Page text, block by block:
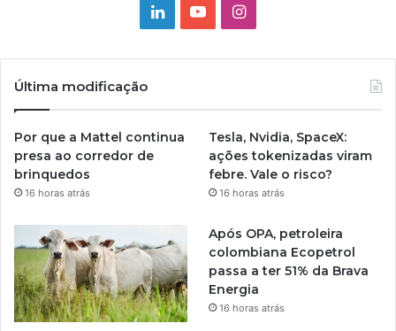
LinkedinYouTubeInstagram
Última modificação
Por que a Mattel continua
presa ao corredor de
brinquedos
16 horas atrás
Tesla, Nvidia, SpaceX:
ações tokenizadas viram
febre. Vale o risco?
16 horas atrás
Após OPA, petroleira
colombiana Ecopetrol
passa a ter 51% da Brava
Energia
16 horas atrás